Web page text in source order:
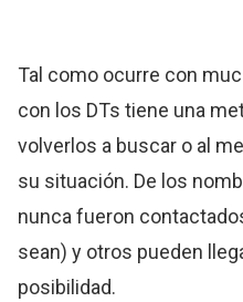
Tal como ocurre con
con los DTs tiene una
volverlos a buscar o al
su situación. De los
nunca fueron
sean) y otros pueden
posibilidad.